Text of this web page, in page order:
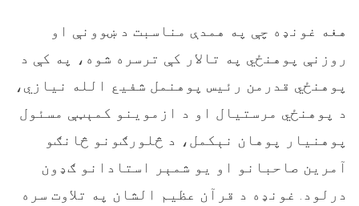
هغه غونډه چې په همدې مناسبت د ښوونې او
روزنې پوهنځي په تالار کې ترسره شوه، په کې د
پوهنځي قدرمن رئیس پوهنمل شفیع الله نیازي،
د پوهنځي مرستيال او د ازموینو کمېټې مسئول
پوهنیار پوهان نېکمل، د څلورګونو څانګو
آمرین صاحبانو او یو شمېر استادانو ګډون
درلود. غونډه د قرآن عظيم الشان په تلاوت سره